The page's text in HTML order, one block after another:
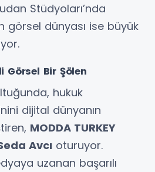
Stüdyoları’nda
görsel dünyası ise büyük
Görsel Bir Şölen
hukuk
dijital dünyanın
MODDA TURKEY
Avcı oturuyor.
uzanan başarılı